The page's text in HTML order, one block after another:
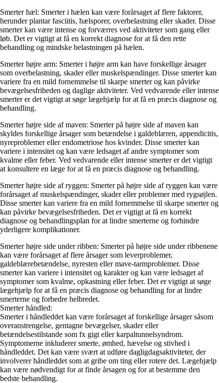
Smerter hæl: Smerter i hælen kan være forårsaget af flere faktorer,
herunder plantar fasciitis, hælsporer, overbelastning eller skader. Disse
smerter kan være intense og forværres ved aktiviteter som gang eller
løb. Det er vigtigt at få en korrekt diagnose for at få den rette
behandling og mindske belastningen på hælen.
Smerter højre arm: Smerter i højre arm kan have forskellige årsager
som overbelastning, skader eller muskelspændinger. Disse smerter kan
variere fra en mild fornemmelse til skarpe smerter og kan påvirke
bevægelsesfriheden og daglige aktiviteter. Ved vedvarende eller intense
smerter er det vigtigt at søge lægehjælp for at få en præcis diagnose og
behandling.
Smerter højre side af maven: Smerter på højre side af maven kan
skyldes forskellige årsager som betændelse i galdeblæren, appendicitis,
nyreproblemer eller endometriose hos kvinder. Disse smerter kan
variere i intensitet og kan være ledsaget af andre symptomer som
kvalme eller feber. Ved vedvarende eller intense smerter er det vigtigt
at konsultere en læge for at få en præcis diagnose og behandling.
Smerter højre side af ryggen: Smerter på højre side af ryggen kan være
forårsaget af muskelspændinger, skader eller problemer med rygsøjlen.
Disse smerter kan variere fra en mild fornemmelse til skarpe smerter og
kan påvirke bevægelsesfriheden. Det er vigtigt at få en korrekt
diagnose og behandlingsplan for at lindre smerterne og forhindre
yderligere komplikationer.
Smerter højre side under ribben: Smerter på højre side under ribbenene
kan være forårsaget af flere årsager som leverproblemer,
galdeblærebetændelse, nyresten eller mave-tarmproblemer. Disse
smerter kan variere i intensitet og karakter og kan være ledsaget af
symptomer som kvalme, opkastning eller feber. Det er vigtigt at søge
lægehjælp for at få en præcis diagnose og behandling for at lindre
smerterne og forbedre helbredet.
Smerter håndled:
Smerter i håndleddet kan være forårsaget af forskellige årsager såsom
overanstrengelse, gentagne bevægelser, skader eller
betændelsestilstande som fx gigt eller karpaltunnelsyndrom.
Symptomerne inkluderer smerte, ømhed, hævelse og stivhed i
håndleddet. Det kan være svært at udføre dagligdagsaktiviteter, der
involverer håndleddet som at gribe om ting eller rotere det. Lægehjælp
kan være nødvendigt for at finde årsagen og for at bestemme den
bedste behandling.